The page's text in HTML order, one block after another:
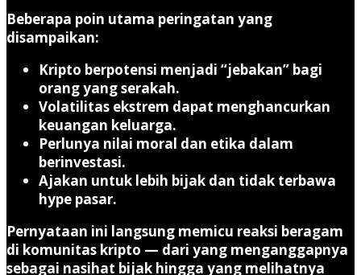
Beberapa poin utama peringatan yang
disampaikan:
Kripto berpotensi menjadi “jebakan” bagi
orang yang serakah.
Volatilitas ekstrem dapat menghancurkan
keuangan keluarga.
Perlunya nilai moral dan etika dalam
berinvestasi.
Ajakan untuk lebih bijak dan tidak terbawa
hype pasar.
Pernyataan ini langsung memicu reaksi beragam
di komunitas kripto — dari yang menganggapnya
sebagai nasihat bijak hingga yang melihatnya